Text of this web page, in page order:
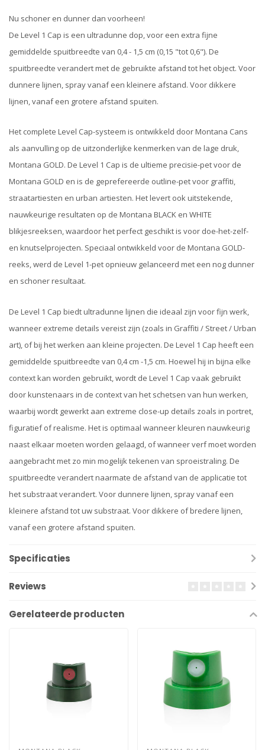
Nu schoner en dunner dan voorheen!
De Level 1 Cap is een ultradunne dop, voor een extra fijne
gemiddelde spuitbreedte van 0,4 - 1,5 cm (0,15 "tot 0,6"). De
spuitbreedte verandert met de gebruikte afstand tot het object. Voor
dunnere lijnen, spray vanaf een kleinere afstand. Voor dikkere
lijnen, vanaf een grotere afstand spuiten.
Het complete Level Cap-systeem is ontwikkeld door Montana Cans
als aanvulling op de uitzonderlijke kenmerken van de lage druk,
Montana GOLD. De Level 1 Cap is de ultieme precisie-pet voor de
Montana GOLD en is de geprefereerde outline-pet voor graffiti,
straatartiesten en urban artiesten. Het levert ook uitstekende,
nauwkeurige resultaten op de Montana BLACK en WHITE
blikjesreeksen, waardoor het perfect geschikt is voor doe-het-zelf-
en knutselprojecten. Speciaal ontwikkeld voor de Montana GOLD-
reeks, werd de Level 1-pet opnieuw gelanceerd met een nog dunner
en schoner resultaat.
De Level 1 Cap biedt ultradunne lijnen die ideaal zijn voor fijn werk,
wanneer extreme details vereist zijn (zoals in Graffiti / Street / Urban
art), of bij het werken aan kleine projecten. De Level 1 Cap heeft een
gemiddelde spuitbreedte van 0,4 cm -1,5 cm. Hoewel hij in bijna elke
context kan worden gebruikt, wordt de Level 1 Cap vaak gebruikt
door kunstenaars in de context van het schetsen van hun werken,
waarbij wordt gewerkt aan extreme close-up details zoals in portret,
figuratief of realisme. Het is optimaal wanneer kleuren nauwkeurig
naast elkaar moeten worden gelaagd, of wanneer verf moet worden
aangebracht met zo min mogelijk tekenen van sproeistraling. De
spuitbreedte verandert naarmate de afstand van de applicatie tot
het substraat verandert. Voor dunnere lijnen, spray vanaf een
kleinere afstand tot uw substraat. Voor dikkere of bredere lijnen,
vanaf een grotere afstand spuiten.
Specificaties
Reviews
Gerelateerde producten